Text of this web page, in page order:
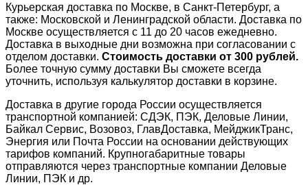
Курьерская доставка по Москве, в Санкт-Петербург, а
также: Московской и Ленинградской области. Доставка по
Москве осуществляется с 11 до 20 часов ежедневно.
Доставка в выходные дни возможна при согласовании с
отделом доставки. Стоимость доставки от 300 рублей.
Более точную сумму доставки Вы сможете всегда
уточнить, используя калькулятор доставки в корзине.
Доставка в другие города России осуществляется
транспортной компанией: СДЭК, ПЭК, Деловые Линии,
Байкал Сервис, Возовоз, ГлавДоставка, МейджикТранс,
Энергия или Почта России на основании действующих
тарифов компаний. Крупногабаритные товары
отправляются через транспортные компании Деловые
Линии, ПЭК и др.